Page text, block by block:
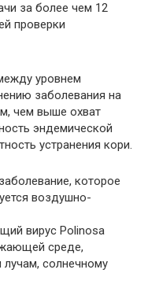
за более чем 12
проверки
уровнем
заболевания на
чем выше охват
эндемической
устранения кори.
которое
воздушно-
вирус Polinosa
среде,
лучам, солнечному